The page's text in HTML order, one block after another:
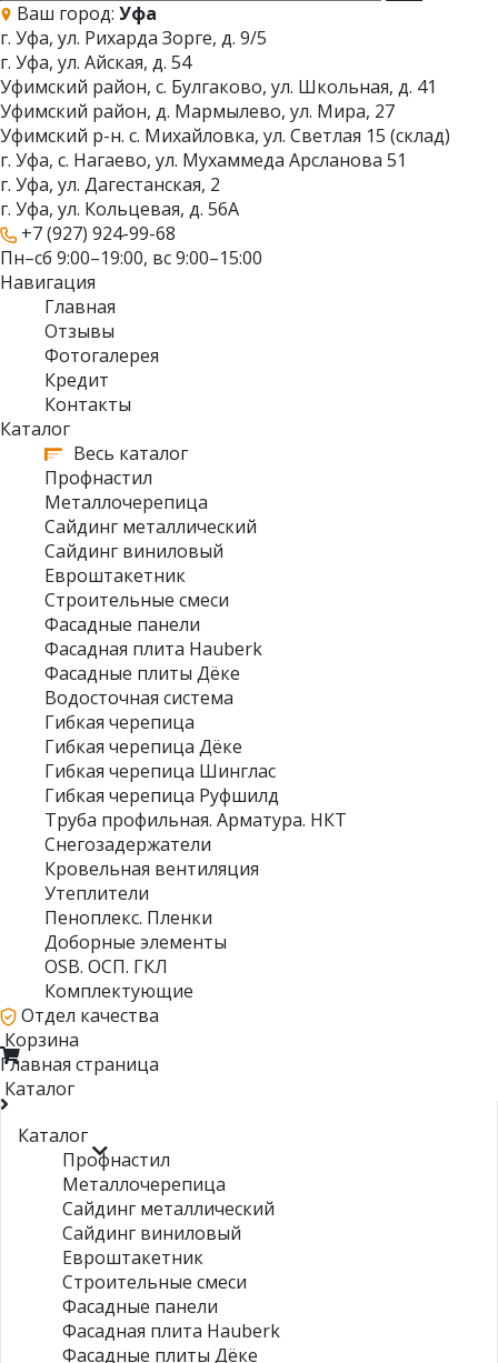
Ваш город: Уфа
г. Уфа, ул. Рихарда Зорге, д. 9/5
г. Уфа, ул. Айская, д. 54
Уфимский район, с. Булгаково, ул. Школьная, д. 41
Уфимский район, д. Мармылево, ул. Мира, 27
Уфимский р-н. с. Михайловка, ул. Светлая 15 (склад)
г. Уфа, с. Нагаево, ул. Мухаммеда Арсланова 51
г. Уфа, ул. Дагестанская, 2
г. Уфа, ул. Кольцевая, д. 56А
+7 (927) 924-99-68
Пн–сб 9:00–19:00, вс 9:00–15:00
Навигация
Главная
Отзывы
Фотогалерея
Кредит
Контакты
Каталог
Весь каталог
Профнастил
Металлочерепица
Сайдинг металлический
Сайдинг виниловый
Евроштакетник
Строительные смеси
Фасадные панели
Фасадная плита Hauberk
Фасадные плиты Дёке
Водосточная система
Гибкая черепица
Гибкая черепица Дёке
Гибкая черепица Шинглас
Гибкая черепица Руфшилд
Труба профильная. Арматура. НКТ
Снегозадержатели
Кровельная вентиляция
Утеплители
Пеноплекс. Пленки
Доборные элементы
OSB. ОСП. ГКЛ
Комплектующие
Отдел качества
Корзина
Главная страница
Каталог
Каталог
Профнастил
Металлочерепица
Сайдинг металлический
Сайдинг виниловый
Евроштакетник
Строительные смеси
Фасадные панели
Фасадная плита Hauberk
Фасадные плиты Дёке